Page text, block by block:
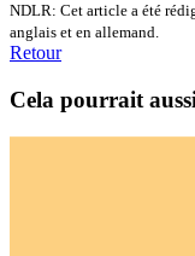
NDLR: Cet article a été
anglais et en allemand.
Retour
Cela pourrait